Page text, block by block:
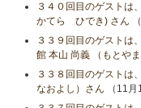
３４０回目のゲストは
かてら ひでき) さん
３３９回目のゲストは
館 本山 尚義 （もとや
３３８回目のゲストは
なおよし）さん （11月